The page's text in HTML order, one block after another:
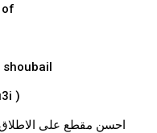
of
shoubail
)